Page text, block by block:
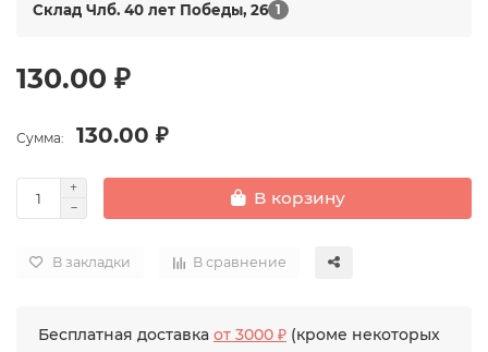
Склад Члб. 40 лет Победы, 26 1
130.00 ₽
Сумма: 130.00 ₽
В корзину
В закладки В сравнение
Бесплатная доставка от 3000 ₽ (кроме некоторых